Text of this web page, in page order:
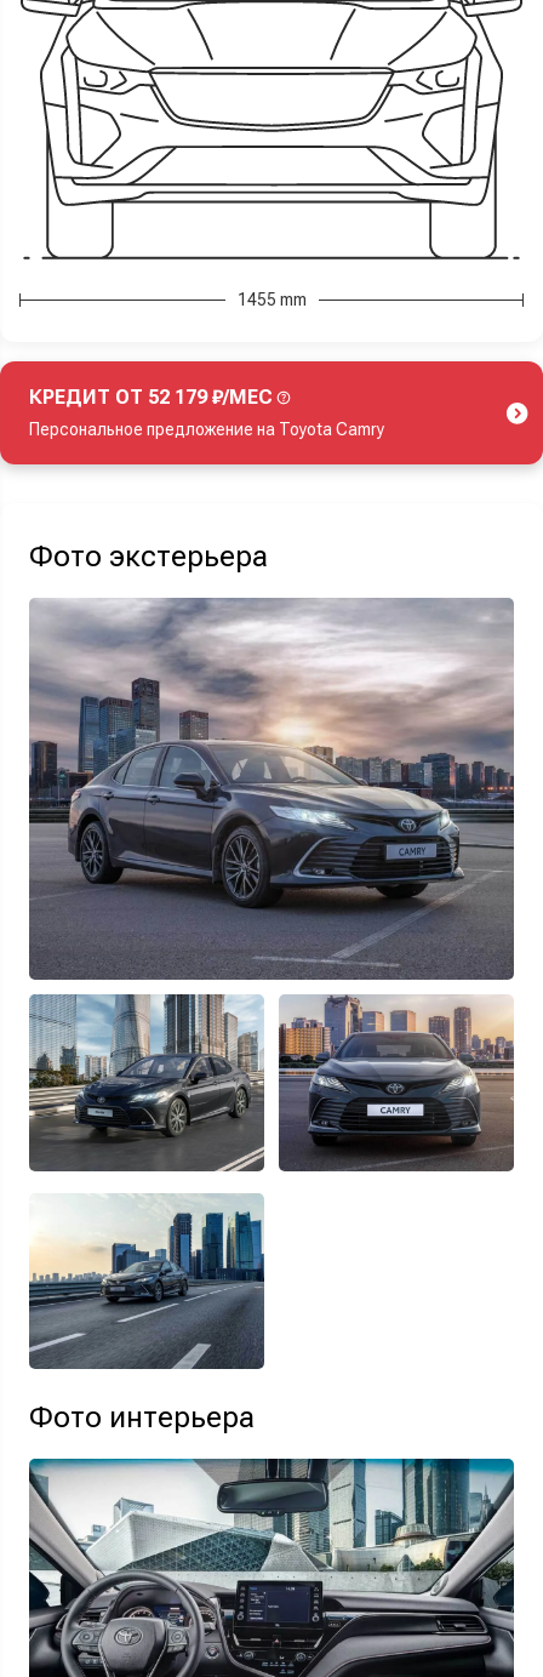
1455 mm
КРЕДИТ ОТ 52 179 ₽/МЕС
Персональное предложение на Toyota Camry
Узнать выгоду
Отправляя данную форму Вы даетесогласие на обработкусвоих
персональных данных
Фото экстерьера
Фото интерьера